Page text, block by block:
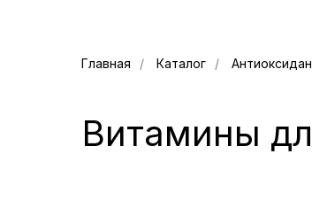
Главная / Каталог /
Витамины